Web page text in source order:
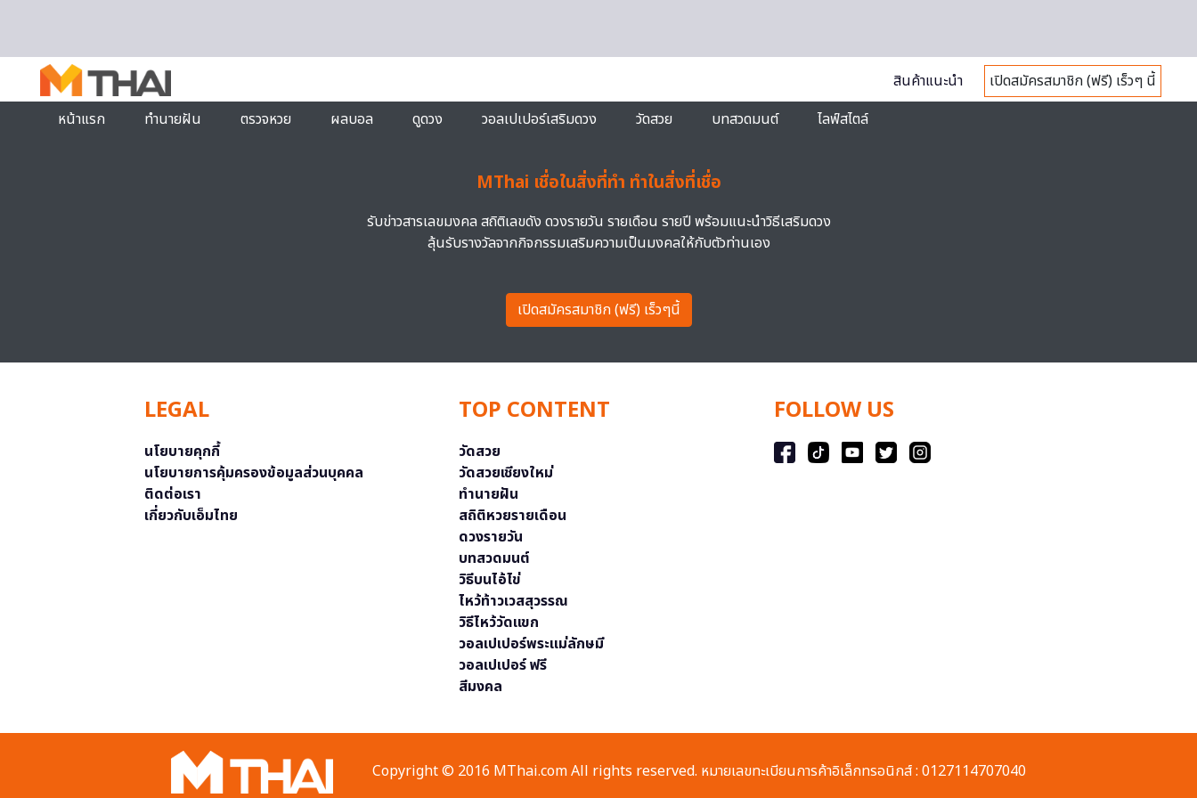
สินค้าแนะนำ
เปิดสมัครสมาชิก (ฟรี) เร็วๆ นี้
หน้าแรก
ทำนายฝัน ตรวจหวย ผลบอล ดูดวง วอลเปเปอร์เสริมดวง วัดสวย บทสวดมนต์ ไลฟ์สไตล์
MThai เชื่อในสิ่งที่ทำ ทำในสิ่งที่เชื่อ
รับข่าวสารเลขมงคล สถิติเลขดัง ดวงรายวัน รายเดือน รายปี พร้อมแนะนำวิธีเสริมดวง
ลุ้นรับรางวัลจากกิจกรรมเสริมความเป็นมงคลให้กับตัวท่านเอง
เปิดสมัครสมาชิก (ฟรี) เร็วๆนี้
LEGAL
นโยบายคุกกี้
นโยบายการคุ้มครองข้อมูลส่วนบุคคล
ติดต่อเรา
เกี่ยวกับเอ็มไทย
TOP CONTENT
วัดสวย
วัดสวยเชียงใหม่
ทำนายฝัน
สถิติหวยรายเดือน
ดวงรายวัน
บทสวดมนต์
วิธีบนไอ้ไข่
ไหว้ท้าวเวสสุวรรณ
วิธีไหว้วัดแขก
วอลเปเปอร์พระแม่ลักษมี
วอลเปเปอร์ ฟรี
สีมงคล
FOLLOW US
Copyright © 2016 MThai.com All rights reserved. หมายเลขทะเบียนการค้าอิเล็กทรอนิกส์ : 0127114707040